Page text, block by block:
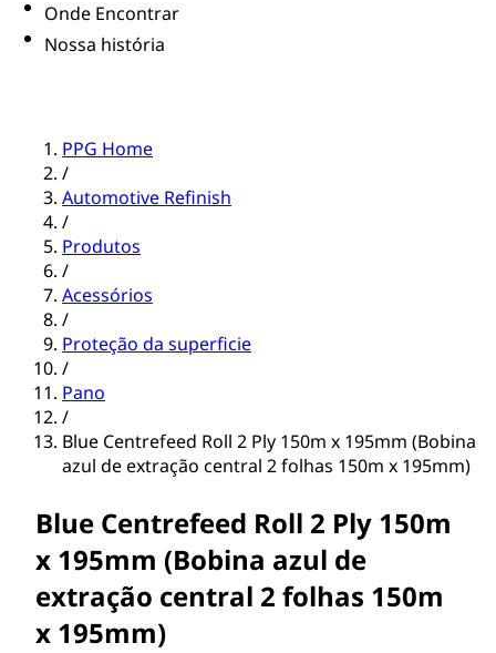
Onde Encontrar
Nossa história
PPG Home
/
Automotive Refinish
/
Produtos
/
Acessórios
/
Proteção da superficie
/
Pano
/
Blue Centrefeed Roll 2 Ply 150m x 195mm (Bobina
azul de extração central 2 folhas 150m x 195mm)
Blue Centrefeed Roll 2 Ply 150m
x 195mm (Bobina azul de
extração central 2 folhas 150m
x 195mm)